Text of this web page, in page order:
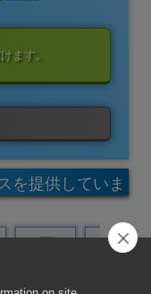
ます。
を提供していま